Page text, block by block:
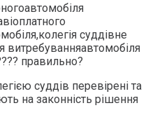
суддівне
витребуванняавтомобіля
правильно?
суддів перевірені та
на законність рішення